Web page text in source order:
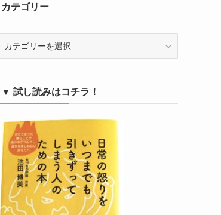
カテゴリー
ー▼ 試し読みはコチラ！